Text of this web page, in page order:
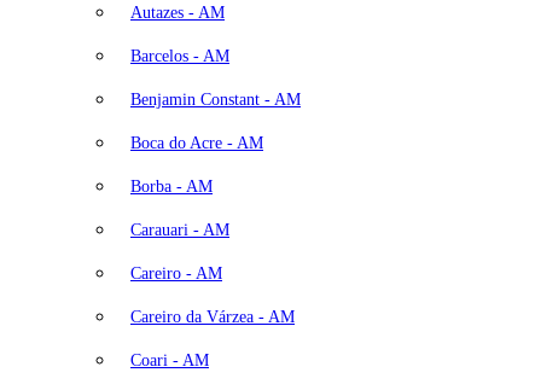
Autazes - AM
Barcelos - AM
Benjamin Constant - AM
Boca do Acre - AM
Borba - AM
Carauari - AM
Careiro - AM
Careiro da Várzea - AM
Coari - AM